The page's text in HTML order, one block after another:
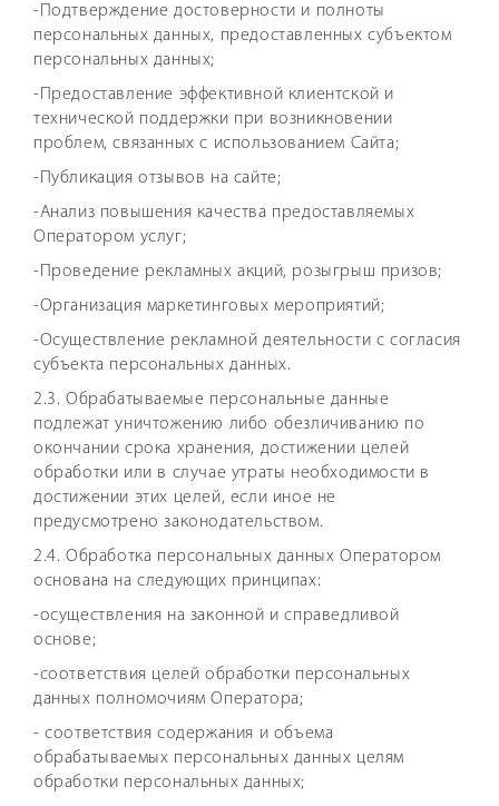
-Подтверждение достоверности и полноты
персональных данных, предоставленных субъектом
персональных данных;
-Предоставление эффективной клиентской и
технической поддержки при возникновении
проблем, связанных с использованием Сайта;
-Публикация отзывов на сайте;
-Анализ повышения качества предоставляемых
Оператором услуг;
-Проведение рекламных акций, розыгрыш призов;
-Организация маркетинговых мероприятий;
-Осуществление рекламной деятельности с согласия
субъекта персональных данных.
2.3. Обрабатываемые персональные данные
подлежат уничтожению либо обезличиванию по
окончании срока хранения, достижении целей
обработки или в случае утраты необходимости в
достижении этих целей, если иное не
предусмотрено законодательством.
2.4. Обработка персональных данных Оператором
основана на следующих принципах:
-осуществления на законной и справедливой
основе;
-соответствия целей обработки персональных
данных полномочиям Оператора;
- соответствия содержания и объема
обрабатываемых персональных данных целям
обработки персональных данных;